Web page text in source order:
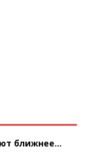
ближнее...